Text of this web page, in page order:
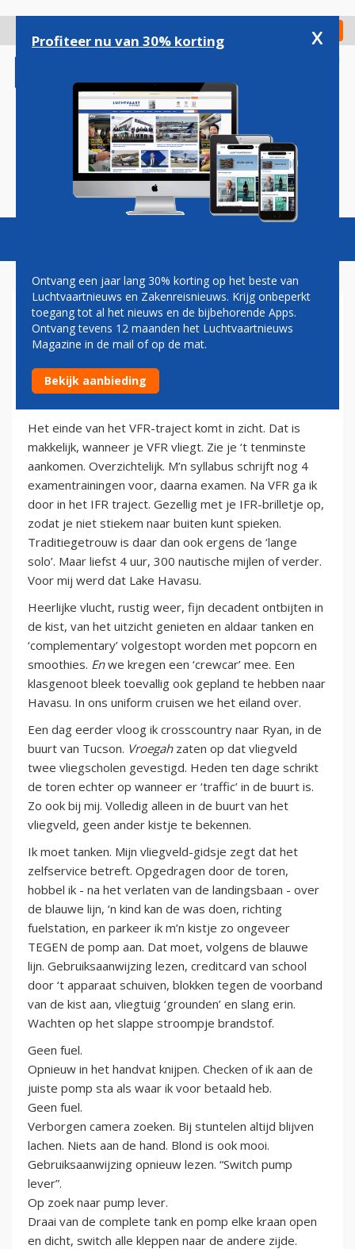
gaan
Check in
Magazine Podcasts Vacatures
CHRISTA KLOOSMAN:
REDDER IN NOOD
6 april 2011
Het einde van het VFR-traject komt in zicht. Dat is
makkelijk, wanneer je VFR vliegt. Zie je ‘t tenminste
aankomen. Overzichtelijk. M’n syllabus schrijft nog 4
examentrainingen voor, daarna examen. Na VFR ga ik
door in het IFR traject. Gezellig met je IFR-brilletje op,
zodat je niet stiekem naar buiten kunt spieken.
Traditiegetrouw is daar dan ook ergens de ‘lange
solo’. Maar liefst 4 uur, 300 nautische mijlen of verder.
Voor mij werd dat Lake Havasu.
Heerlijke vlucht, rustig weer, fijn decadent ontbijten in
de kist, van het uitzicht genieten en aldaar tanken en
‘complementary’ volgestopt worden met popcorn en
smoothies. Enwe kregen een ‘crewcar’ mee. Een
klasgenoot bleek toevallig ook gepland te hebben naar
Havasu. In ons uniform cruisen we het eiland over.
Een dag eerder vloog ik crosscountry naar Ryan, in de
buurt van Tucson. Vroegahzaten op dat vliegveld
twee vliegscholen gevestigd. Heden ten dage schrikt
de toren echter op wanneer er ‘traffic’ in de buurt is.
Zo ook bij mij. Volledig alleen in de buurt van het
vliegveld, geen ander kistje te bekennen.
Ik moet tanken. Mijn vliegveld-gidsje zegt dat het
zelfservice betreft. Opgedragen door de toren,
hobbel ik - na het verlaten van de landingsbaan - over
de blauwe lijn, ‘n kind kan de was doen, richting
fuelstation, en parkeer ik m’n kistje zo ongeveer
TEGEN de pomp aan. Dat moet, volgens de blauwe
lijn. Gebruiksaanwijzing lezen, creditcard van school
door ‘t apparaat schuiven, blokken tegen de voorband
van de kist aan, vliegtuig ‘grounden’ en slang erin.
Wachten op het slappe stroompje brandstof.
Geen fuel.
Opnieuw in het handvat knijpen. Checken of ik aan de
juiste pomp sta als waar ik voor betaald heb.
Geen fuel.
Verborgen camera zoeken. Bij stuntelen altijd blijven
lachen. Niets aan de hand. Blond is ook mooi.
Gebruiksaanwijzing opnieuw lezen. “Switch pump
lever”.
Op zoek naar pump lever.
Draai van de complete tank en pomp elke kraan open
en dicht, switch alle kleppen naar de andere zijde.
Profiteer nu van 30% korting x
Ontvang een jaar lang 30% korting op het beste van
Luchtvaartnieuws en Zakenreisnieuws. Krijg onbeperkt
toegang tot al het nieuws en de bijbehorende Apps.
Ontvang tevens 12 maanden het Luchtvaartnieuws
Magazine in de mail of op de mat.
Bekijk aanbieding